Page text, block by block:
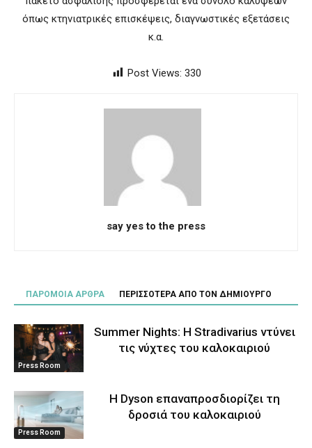
όπως κτηνιατρικές επισκέψεις, διαγνωστικές εξετάσεις
κ.α.
Post Views: 330
say yes to the press
ΠΑΡΟΜΟΙΑ ΑΡΘΡΑ ΠΕΡΙΣΣΟΤΕΡΑ ΑΠΟ ΤΟΝ ΔΗΜΙΟΥΡΓΟ
Press Room
Summer Nights: Η Stradivarius ντύνει
τις νύχτες του καλοκαιριού
Press Room
Η Dyson επαναπροσδιορίζει τη
δροσιά του καλοκαιριού